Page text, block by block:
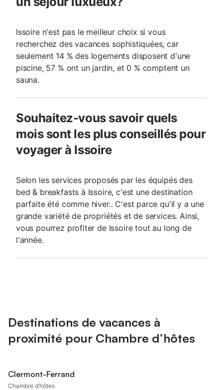
Issoire n'est pas le meilleur choix si vous
recherchez des vacances sophistiquées, car
seulement 14 % des logements disposent d'une
piscine, 57 % ont un jardin, et 0 % comptent un
sauna.
Souhaitez-vous savoir quels
mois sont les plus conseillés pour
voyager à Issoire
Selon les services proposés par les équipés des
bed & breakfasts à Issoire, c'est une destination
parfaite été comme hiver.. C'est parce qu'il y a une
grande variété de propriétés et de services. Ainsi,
vous pourrez profiter de Issoire tout au long de
l'année.
Destinations de vacances à
proximité pour Chambre d’hôtes
Clermont-Ferrand
Chambre d’hôtes